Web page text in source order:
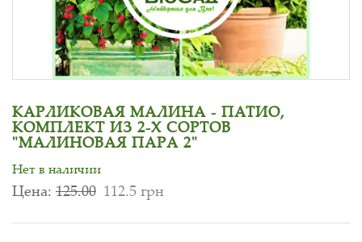
КАРЛИКОВАЯ МАЛИНА - ПАТИО,
КОМПЛЕКТ ИЗ 2-Х СОРТОВ
"МАЛИНОВАЯ ПАРА 2"
Нет в наличии
Цена: 125.00 112.5 грн